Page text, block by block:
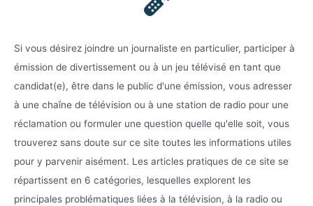
Si vous désirez joindre un journaliste en particulier, participer à
émission de divertissement ou à un jeu télévisé en tant que
candidat(e), être dans le public d'une émission, vous adresser
à une chaîne de télévision ou à une station de radio pour une
réclamation ou formuler une question quelle qu'elle soit, vous
trouverez sans doute sur ce site toutes les informations utiles
pour y parvenir aisément. Les articles pratiques de ce site se
répartissent en 6 catégories, lesquelles explorent les
principales problématiques liées à la télévision, à la radio ou